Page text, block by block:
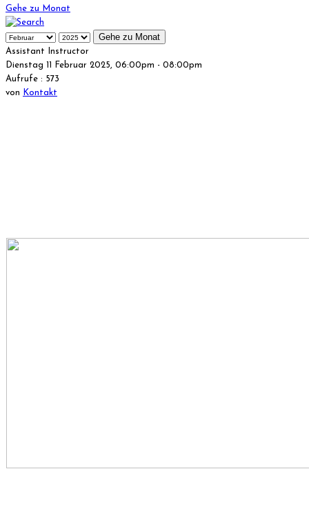
Gehe zu Monat
Gehe zu Monat
Assistant Instructor
Dienstag 11 Februar 2025, 06:00pm - 08:00pm
Aufrufe : 573
von
Kontakt